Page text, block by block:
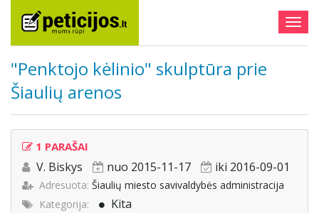
"Penktojo kėlinio" skulptūra prie
Šiaulių arenos
1 PARAŠAI
V. Biskys nuo 2015-11-17 iki 2016-09-01
Adresuota: Šiaulių miesto savivaldybės administracija
Kategorija:
Kita